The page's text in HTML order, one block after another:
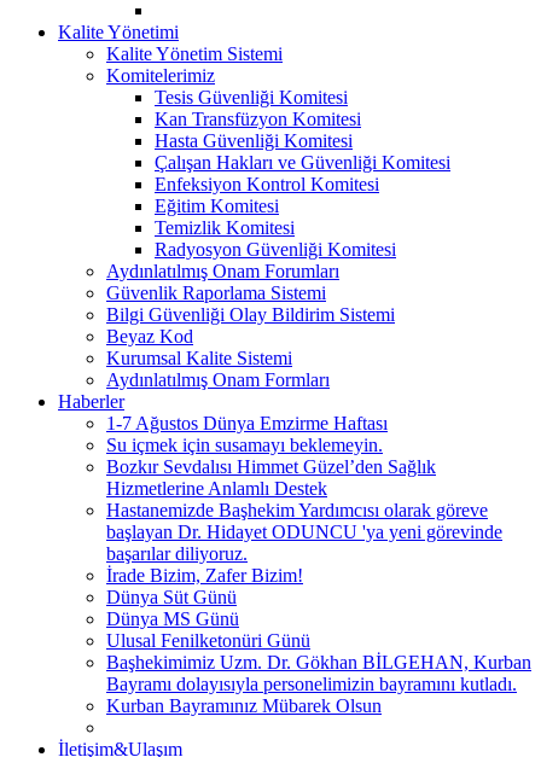
Kalite Yönetimi
Kalite Yönetim Sistemi
Komitelerimiz
Tesis Güvenliği Komitesi
Kan Transfüzyon Komitesi
Hasta Güvenliği Komitesi
Çalışan Hakları ve Güvenliği Komitesi
Enfeksiyon Kontrol Komitesi
Eğitim Komitesi
Temizlik Komitesi
Radyosyon Güvenliği Komitesi
Aydınlatılmış Onam Forumları
Güvenlik Raporlama Sistemi
Bilgi Güvenliği Olay Bildirim Sistemi
Beyaz Kod
Kurumsal Kalite Sistemi
Aydınlatılmış Onam Formları
Haberler
1-7 Ağustos Dünya Emzirme Haftası
Su içmek için susamayı beklemeyin.
Bozkır Sevdalısı Himmet Güzel’den Sağlık
Hizmetlerine Anlamlı Destek
Hastanemizde Başhekim Yardımcısı olarak göreve
başlayan Dr. Hidayet ODUNCU 'ya yeni görevinde
başarılar diliyoruz.
İrade Bizim, Zafer Bizim!
Dünya Süt Günü
Dünya MS Günü
Ulusal Fenilketonüri Günü
Başhekimimiz Uzm. Dr. Gökhan BİLGEHAN, Kurban
Bayramı dolayısıyla personelimizin bayramını kutladı.
Kurban Bayramınız Mübarek Olsun
İletişim&Ulaşım